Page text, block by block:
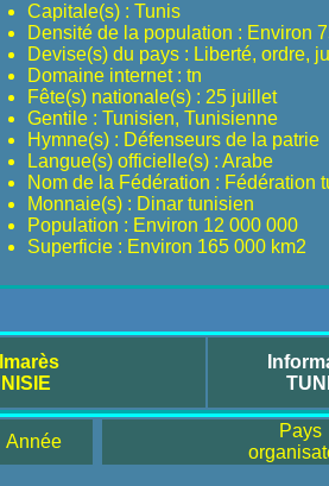
Capitale(s) : Tunis
Densité de la population : Environ
Devise(s) du pays : Liberté, ordre,
Domaine internet : tn
Fête(s) nationale(s) : 25 juillet
Gentile : Tunisien, Tunisienne
Hymne(s) : Défenseurs de la patrie
Langue(s) officielle(s) : Arabe
Nom de la Fédération : Fédération
Monnaie(s) : Dinar tunisien
Population : Environ 12 000 000
Superficie : Environ 165 000 km2
Année
Pays